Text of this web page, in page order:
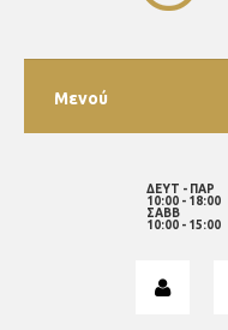
Μενού
ΔΕΥΤ - ΠΑΡ
10:00 - 18:00
ΣΑΒΒ
10:00 - 15:00